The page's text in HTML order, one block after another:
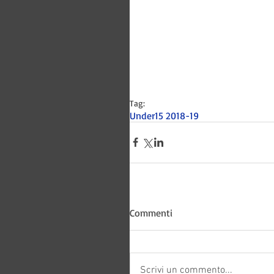
Tag:
Under15 2018-19
Commenti
Scrivi un commento...